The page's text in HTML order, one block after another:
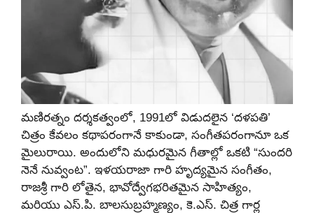
మణిరత్నం దర్శకత్వంలో, 1991లో విడుదలైన ‘దళపతి’
చిత్రం కేవలం కథాపరంగానే కాకుండా, సంగీతపరంగానూ ఒక
మైలురాయి. అందులోని మధురమైన గీతాల్లో ఒకటి “సుందరి
నెనే నువ్వంట”. ఇళయరాజా గారి హృద్యమైన సంగీతం,
రాజశ్రీ గారి లోతైన, భావోద్వేగభరితమైన సాహిత్యం,
మరియు ఎస్.పి. బాలసుబ్రహ్మణ్యం, కె.ఎస్. చిత్ర గార్ల